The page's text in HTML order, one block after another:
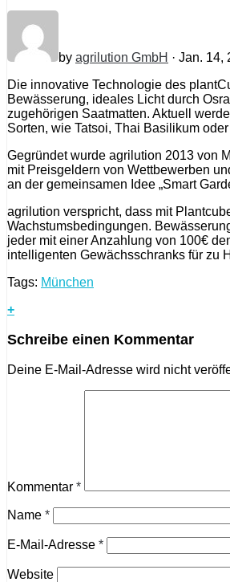
by agrilution GmbH · Jan. 14,
Die innovative Technologie des
Bewässerung, ideales Licht durch
zugehörigen Saatmatten. Aktuell
Sorten, wie Tatsoi, Thai Basilikum
Gegründet wurde agrilution 2013 von
mit Preisgeldern von Wettbewerben
an der gemeinsamen Idee „Smart
agrilution verspricht, dass mit
Wachstumsbedingungen.
jeder mit einer Anzahlung von 100€
intelligenten Gewächsschranks für zu
Tags: München
+
Schreibe einen Kommentar
Deine E-Mail-Adresse wird nicht
Kommentar *
Name *
E-Mail-Adresse *
Website